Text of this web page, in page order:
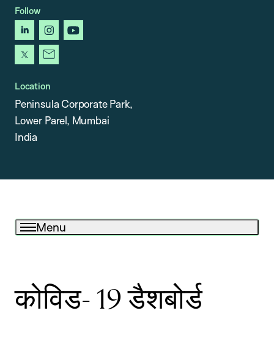
Follow
linkedininstagramyoutube
x
newsletter
Location
Peninsula Corporate Park,
Lower Parel, Mumbai
India
Menu
कोविड- 19 डैशबोर्ड